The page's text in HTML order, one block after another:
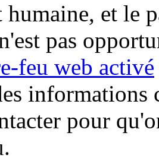
humaine, et le
pas
feu web activé
informations
pour